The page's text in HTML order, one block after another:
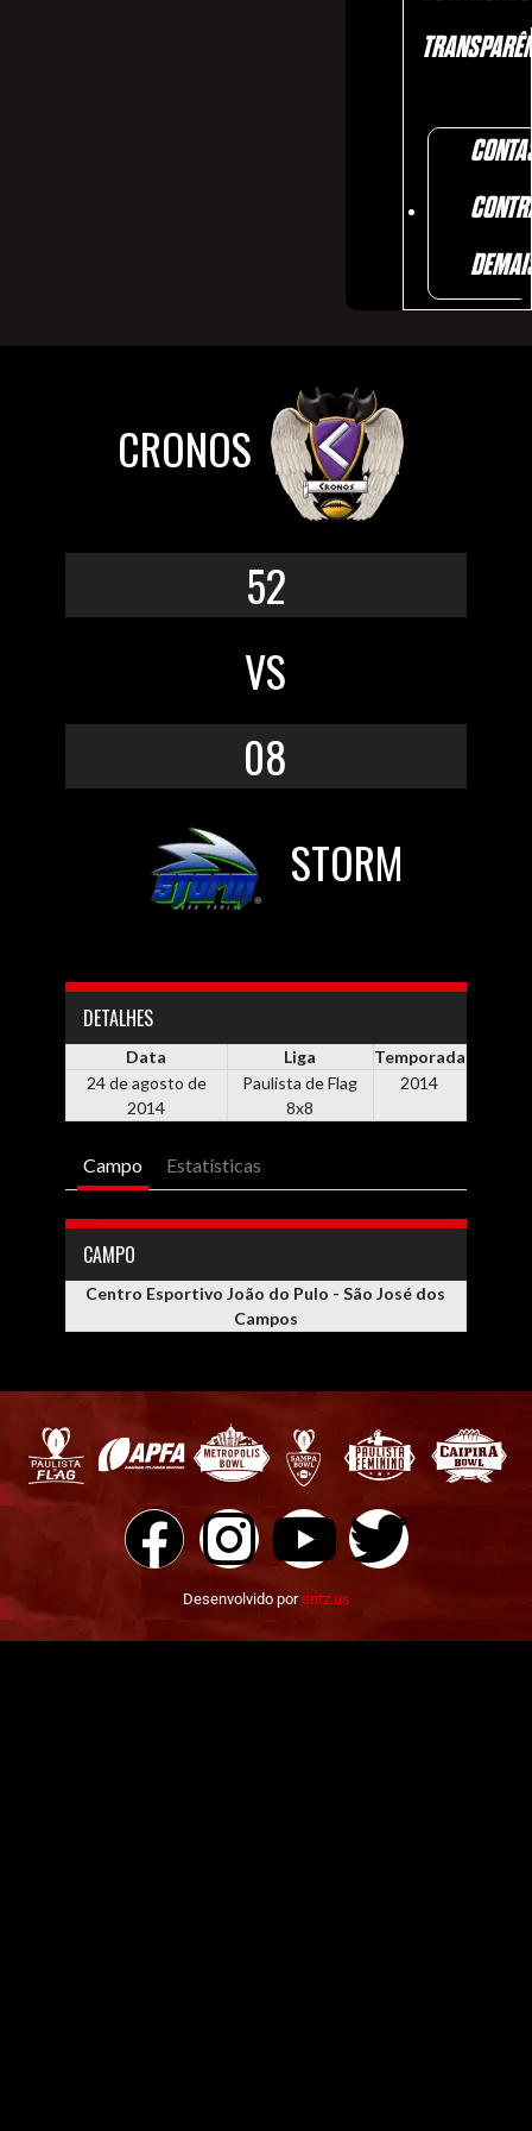
CRONOS
52
VS
08
STORM
DETALHES
Data Liga
Temporada
24 de agosto de
2014
Paulista de Flag
8x8
2014
Campo Estatísticas
CAMPO
Centro Esportivo João do Pulo - São José dos
Campos
Desenvolvido porsntz.us